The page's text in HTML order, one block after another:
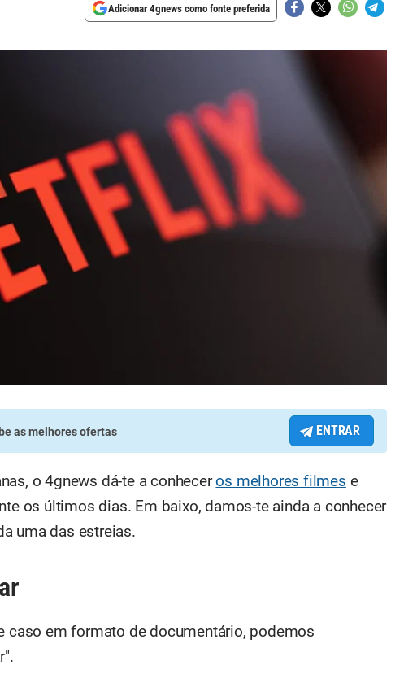
Adicionar 4gnews como fonte preferida
as melhores ofertas ENTRAR
o 4gnews dá-te a conheceros melhores filmes e
os últimos dias. Em baixo, damos-te ainda a conhecer
uma das estreias.
caso em formato de documentário, podemos